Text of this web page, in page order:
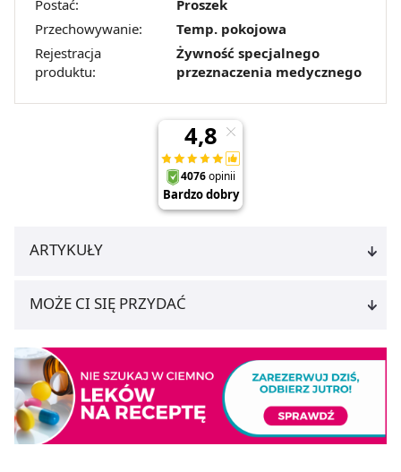
Postać:
Proszek
Przechowywanie:
Temp. pokojowa
Rejestracja
produktu:
Żywność specjalnego
przeznaczenia medycznego
ARTYKUŁY
MOŻE CI SIĘ PRZYDAĆ